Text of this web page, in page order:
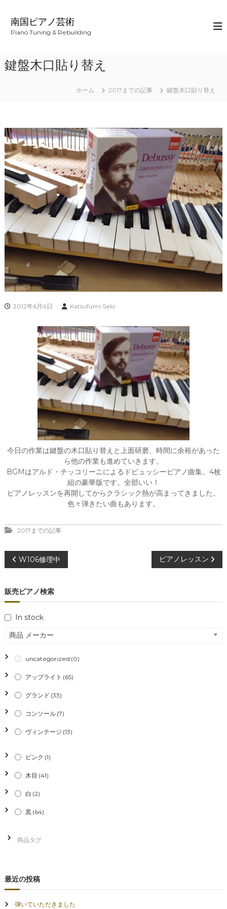
ス
南国ピアノ芸術
Piano Tuning & Rebuilding
鍵盤木口貼り替え
ホーム 2017までの記事 鍵盤木口貼り替え
2012年6月4日 Katsufumi Seki
今日の作業は鍵盤の木口貼り替えと上面研磨、時間に余裕があった
ら他の作業も進めていきます。
BGMはアルド・チッコリーニによるドビュッシーピアノ曲集。4枚
組の豪華版です。全部いい！
ピアノレッスンを再開してからクラシック熱が高まってきました。
色々弾きたい曲もあります。
2017までの記事
投
稿
ナ
ビ
ゲ
ー
シ
ョ
W106修理中 ピアノレッスン
販売ピアノ検索
In stock
商品 メーカー
uncategorized (0)
アップライト (65)
グランド (33)
コンソール (7)
ヴィンテージ (13)
ピンク (1)
木目 (41)
白 (2)
黒 (64)
最近の投稿
弾いていただきました